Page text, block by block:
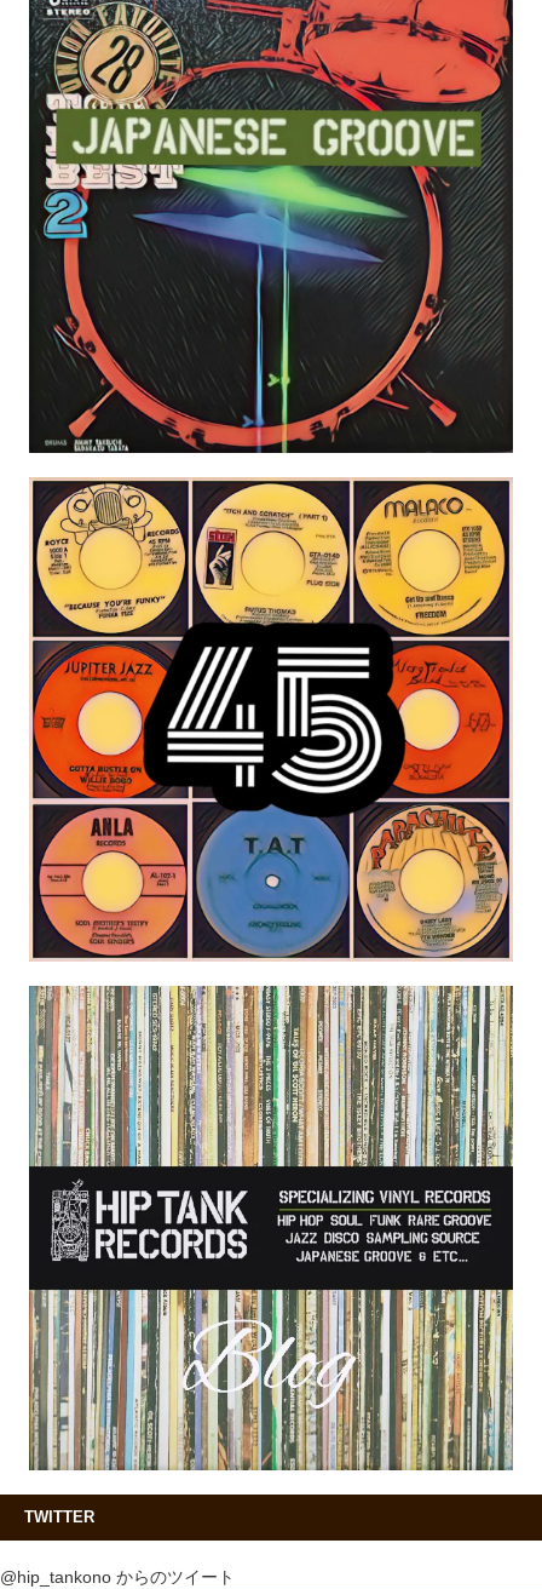
TWITTER
@hip_tankono からのツイート